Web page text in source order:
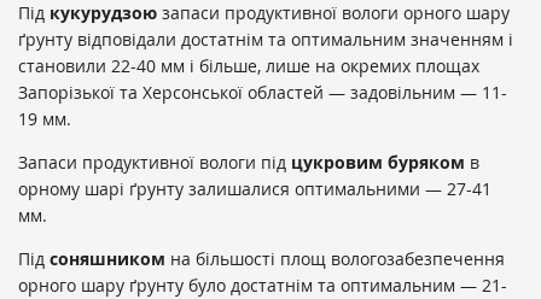
Під кукурудзою запаси продуктивної вологи орного шару
ґрунту відповідали достатнім та оптимальним значенням і
становили 22-40 мм і більше, лише на окремих площах
Запорізької та Херсонської областей — задовільним — 11-
19 мм.
Запаси продуктивної вологи під цукровим буряком в
орному шарі ґрунту залишалися оптимальними — 27-41
мм.
Під соняшником на більшості площ вологозабезпечення
орного шару ґрунту було достатнім та оптимальним — 21-